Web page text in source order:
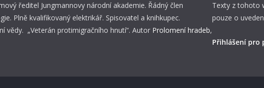
ředitel Jungmannovy národní akademie. Řádný člen
Plně kvalifikovaný elektrikář. Spisovatel a knihkupec.
vědy. „Veterán protimigračního hnutí“. Autor Prolomení hradeb,
Texty z tohoto
pouze o
Přihlášení pro